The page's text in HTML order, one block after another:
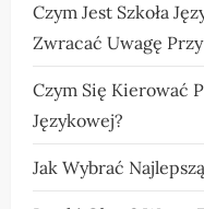
Czym Jest Szkoła
Zwracać Uwagę
Czym Się Kierować
Językowej?
Jak Wybrać